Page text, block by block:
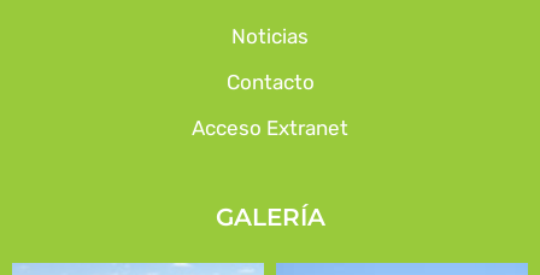
Noticias
Contacto
Acceso Extranet
GALERÍA